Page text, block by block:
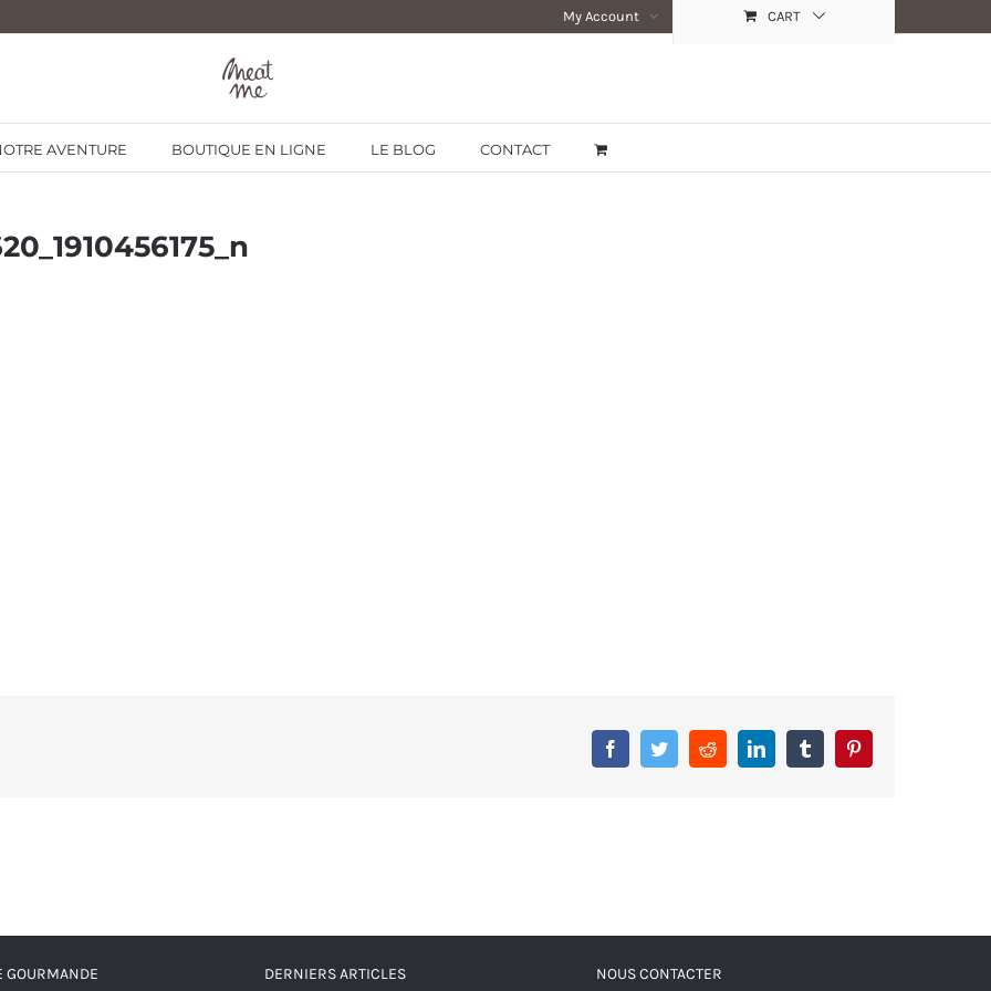
My Account CART
AVENTURE BOUTIQUE EN LIGNE LE BLOG CONTACT
FacebookTwitterRedditLinkedInTumblr
GOURMANDE DERNIERS ARTICLES NOUS CONTACTER